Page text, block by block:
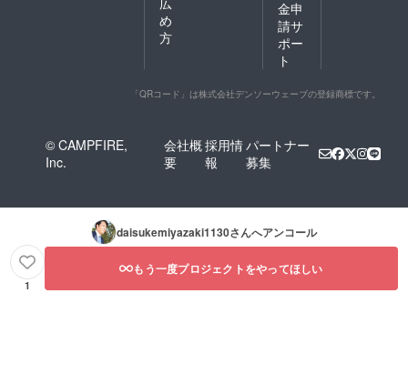
め
方
金申
請サ
ポー
ト
「QRコード」は株式会社デンソーウェーブの登録商標です。
© CAMPFIRE,
Inc.
会社概
要
採用情
報
パートナー
募集
daisukemiyazaki1130さんへアンコール
1
もう一度プロジェクトをやってほしい